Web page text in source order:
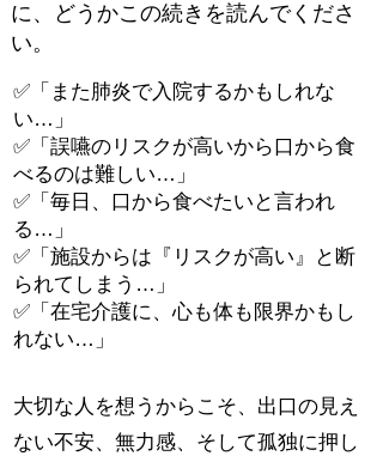
に、どうかこの続きを読んでくださ
い。
✅「また肺炎で入院するかもしれな
い…」
✅「誤嚥のリスクが高いから口から食
べるのは難しい…」
✅「毎日、口から食べたいと言われ
る…」
✅「施設からは『リスクが高い』と断
られてしまう…」
✅「在宅介護に、心も体も限界かもし
れない…」
大切な人を想うからこそ、出口の見え
ない不安、無力感、そして孤独に押し